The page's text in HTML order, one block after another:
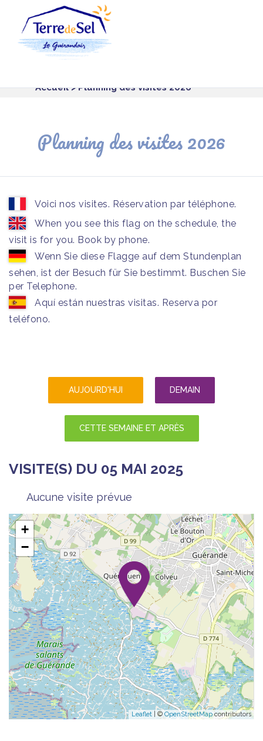
Accueil> Planning des visites 2026
Planning des visites 2026
Voici nos visites. Réservation par téléphone.
When you see this flag on the schedule, the
visit is for you. Book by phone.
Wenn Sie diese Flagge auf dem Stundenplan
sehen, ist der Besuch für Sie bestimmt. Buschen Sie
per Telephone.
Aquí están nuestras visitas. Reserva por
teléfono.
AUJOURD'HUI DEMAIN
CETTE SEMAINE ET APRÈS
VISITE(S) DU 05 MAI 2025
Aucune visite prévue
+
−
Leaflet | © OpenStreetMapcontributors
Panneau de gestion des cookies